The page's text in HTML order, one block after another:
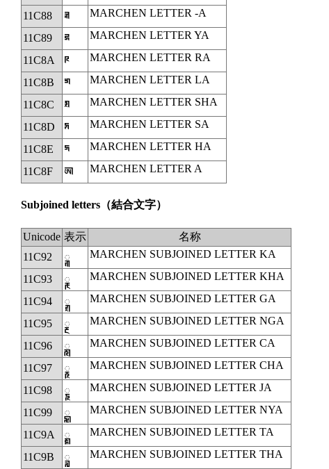
11C88 𑲈 MARCHEN LETTER -A
11C89 𑲉 MARCHEN LETTER YA
11C8A 𑲊 MARCHEN LETTER RA
11C8B 𑲋 MARCHEN LETTER LA
11C8C 𑲌 MARCHEN LETTER SHA
11C8D 𑲍 MARCHEN LETTER SA
11C8E 𑲎 MARCHEN LETTER HA
11C8F 𑲏 MARCHEN LETTER A
Subjoined letters （結合文字）
Unicode 表示
名称
11C92
◌𑲒 MARCHEN SUBJOINED LETTER KA
11C93 ◌𑲓 MARCHEN SUBJOINED LETTER KHA
11C94 ◌𑲔 MARCHEN SUBJOINED LETTER GA
11C95 ◌𑲕 MARCHEN SUBJOINED LETTER NGA
11C96 ◌𑲖 MARCHEN SUBJOINED LETTER CA
11C97 ◌𑲗 MARCHEN SUBJOINED LETTER CHA
11C98 ◌𑲘 MARCHEN SUBJOINED LETTER JA
11C99 ◌𑲙 MARCHEN SUBJOINED LETTER NYA
11C9A ◌𑲚 MARCHEN SUBJOINED LETTER TA
11C9B ◌𑲛 MARCHEN SUBJOINED LETTER THA